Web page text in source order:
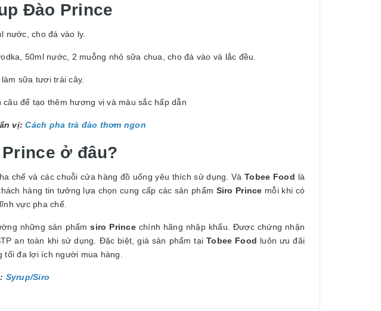
Đào Prince
nước, cho đá vào ly.
50ml nước, 2 muỗng nhỏ sữa chua, cho đá vào và lắc đều.
sữa tươi trái cây.
để tạo thêm hương vị và màu sắc hấp dẫn
vị: Cách pha trà đào thơm ngon
ở đâu?
chế và các chuỗi cửa hàng đồ uống yêu thích sử dụng. Và Tobee Food là
hàng tin tưởng lựa chọn cung cấp các sản phẩm Siro Prince mỗi khi có
vực pha chế.
những sản phẩm siro Prince chính hãng nhập khẩu. Được chứng nhận
an toàn khi sử dụng. Đặc biệt, giá sản phẩm tạiTobee Food luôn ưu đãi
tối đa lợi ích người mua hàng.
Syrup/Siro